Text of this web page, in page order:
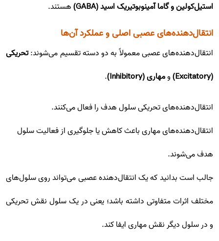
استیل‌کولین و گاما آمینوبوتیریک اسید (GABA)
هستند.
انتقال‌دهنده‌های عصبی اصلی و عملکرد آن‌ها
انتقال‌دهنده‌های عصبی معمولاً به دو دسته تقسیم می‌شوند:تحریکی
(Excitatory)
ومهاری (Inhibitory) .
انتقال‌دهنده‌های تحریکی سلول هدف را فعال می‌کنند.
انتقال‌دهنده‌های مهاری باعث کاهش یا جلوگیری از فعالیت سلول
هدف می‌شوند.
جالب است بدانید که یک انتقال‌دهنده عصبی می‌تواند روی سلول‌های
مختلف اثرات متفاوتی داشته باشد؛ یعنی در یک سلول نقش تحریکی
و در سلول دیگر نقش مهاری ایفا کند.